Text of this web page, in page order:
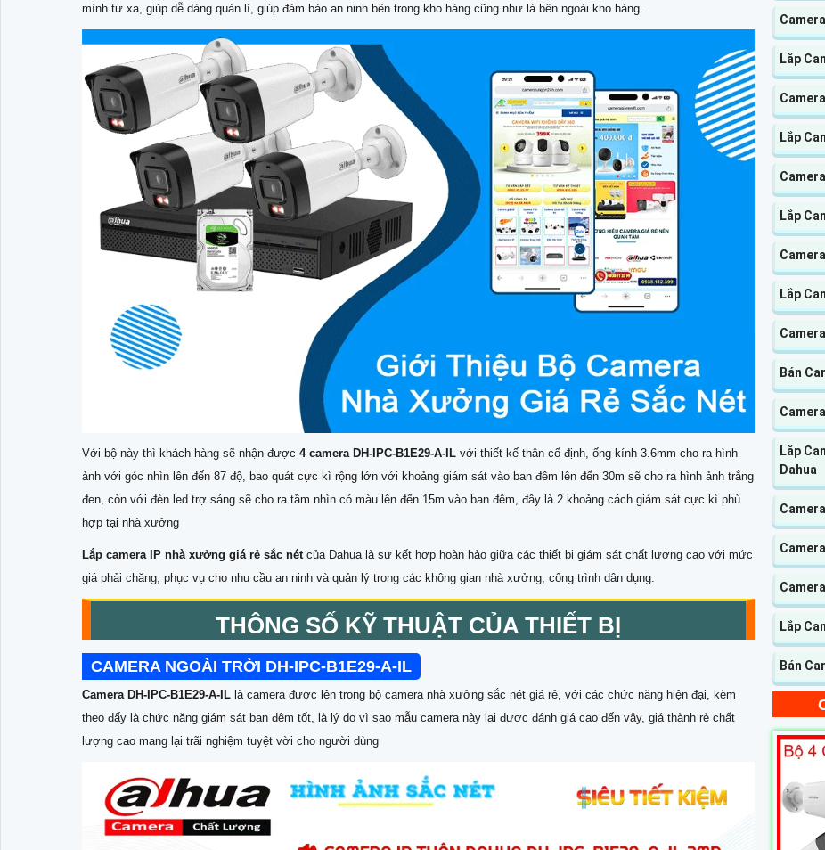
mình từ xa, giúp dễ dàng quản lí, giúp đảm bảo an ninh bên trong kho hàng cũng như là bên ngoài kho hàng.
Với bộ này thì khách hàng sẽ nhận được 4 camera DH-IPC-B1E29-A-IL với thiết kế thân cố định, ống kính 3.6mm cho ra hình
ảnh với góc nhìn lên đến 87 độ, bao quát cực kì rộng lớn với khoảng giám sát vào ban đêm lên đến 30m sẽ cho ra hình ảnh trắng
đen, còn với đèn led trợ sáng sẽ cho ra tầm nhìn có màu lên đến 15m vào ban đêm, đây là 2 khoảng cách giám sát cực kì phù
hợp tại nhà xưởng
Lắp camera IP nhà xưởng giá rẻ sắc nét của Dahua là sự kết hợp hoàn hảo giữa các thiết bị giám sát chất lượng cao với mức
giá phải chăng, phục vụ cho nhu cầu an ninh và quản lý trong các không gian nhà xưởng, công trình dân dụng.
THÔNG SỐ KỸ THUẬT CỦA THIẾT BỊ
CAMERA NGOÀI TRỜI DH-IPC-B1E29-A-IL
Camera DH-IPC-B1E29-A-IL là camera được lên trong bộ camera nhà xưởng sắc nét giá rẻ, với các chức năng hiện đại, kèm
theo đấy là chức năng giám sát ban đêm tốt, là lý do vì sao mẫu camera này lại được đánh giá cao đến vậy, giá thành rẻ chất
lượng cao mang lại trãi nghiệm tuyệt vời cho người dùng
Lắp
Lắp
Lắp
Lắp
Bán
Lắp
Dahua
Lắp
Bán